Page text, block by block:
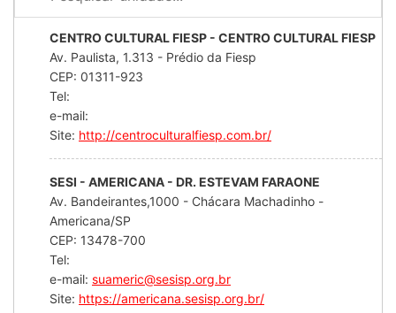
CENTRO CULTURAL FIESP - CENTRO CULTURAL FIESP
Av. Paulista, 1.313 - Prédio da Fiesp
CEP: 01311-923
Tel:
e-mail:
Site: http://centroculturalfiesp.com.br/
SESI - AMERICANA - DR. ESTEVAM FARAONE
Av. Bandeirantes,1000 - Chácara Machadinho -
Americana/SP
CEP: 13478-700
Tel:
e-mail: suameric@sesisp.org.br
Site: https://americana.sesisp.org.br/